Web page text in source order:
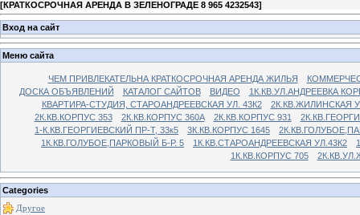
[КРАТКОСРОЧНАЯ АРЕНДА В ЗЕЛЕНОГРАДЕ 8 965 4232543]
Вход на сайт
Меню сайта
ЧЕМ ПРИВЛЕКАТЕЛЬНА КРАТКОСРОЧНАЯ АРЕНДА ЖИЛЬЯ
ДОСКА ОБЪЯВЛЕНИЙ
КАТАЛОГ САЙТОВ ВИДЕО
1К.КВ.УЛ.АНДРЕЕВКА
КВАРТИРА-СТУДИЯ, СТАРОАНДРЕЕВСКАЯ УЛ. 43К2
2К.КВ.ЖИЛИНСКАЯ
2К.КВ.КОРПУС 353
2К.КВ.КОРПУС 360А 2К.КВ.КОРПУС 931
1-К.КВ.ГЕОРГИЕВСКИЙ ПР-Т, 33к5
3К.КВ.КОРПУС 1645
1К.КВ.ГОЛУБОЕ,ПАРКОВЫЙ Б-Р. 5
1К.КВ.СТАРОАНДРЕЕВСКАЯ УЛ.43К2
1К.КВ.КОРПУС 705
Categories
Другое